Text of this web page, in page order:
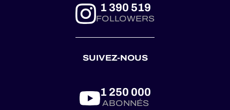
world’s oldest
automobile race
trophy, presented
@royalautomobilclub.
1 390 519
FOLLOWERS
SUIVEZ-NOUS
1 250 000
ABONNÉS